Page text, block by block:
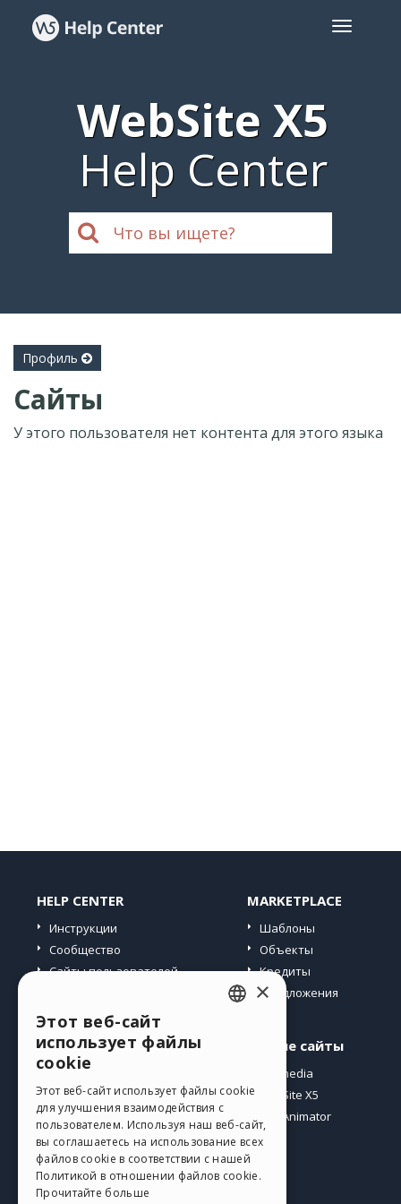
WebSite X5
Help Center
Профиль
Сайты
У этого пользователя нет контента для этого языка
HELP CENTER
Инструкции
Сообщество
Сайты пользователей
MARKETPLACE
Шаблоны
Объекты
Кредиты
Предложения
Профиль
Мои посты
Мои лицензии
Загрузить
Веб-хостинг
Мои кредиты
Другие сайты
Incomedia
WebSite X5
WebAnimator
GERMAN
SPANISH
PORTUGUESE
POLISH
×
Этот веб-сайт
использует файлы
cookie
Этот веб-сайт использует файлы cookie
для улучшения взаимодействия с
пользователем. Используя наш веб-сайт,
вы соглашаетесь на использование всех
файлов cookie в соответствии с нашей
Политикой в ​​отношении файлов cookie.
Прочитайте больше